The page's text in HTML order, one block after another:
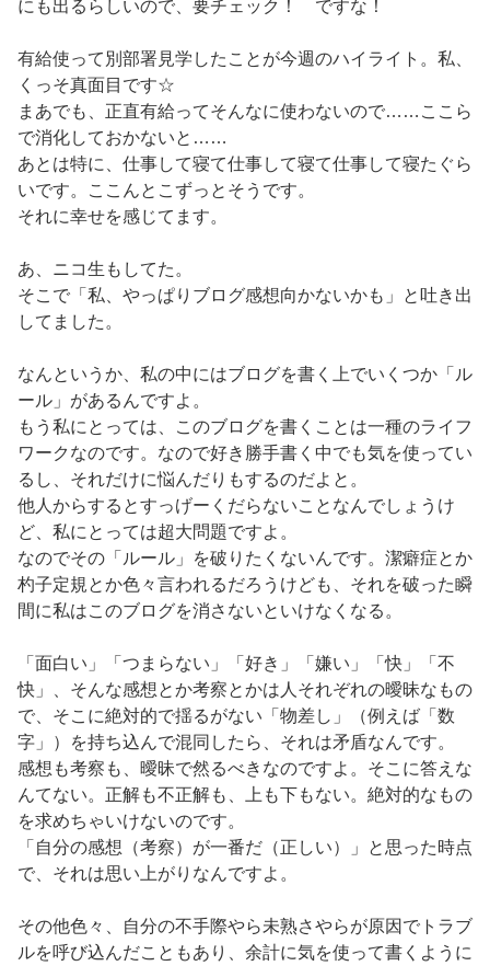
にも出るらしいので、要チェック！ ですな！
有給使って別部署見学したことが今週のハイライト。私、
くっそ真面目です☆
まあでも、正直有給ってそんなに使わないので……ここら
で消化しておかないと……
あとは特に、仕事して寝て仕事して寝て仕事して寝たぐら
いです。ここんとこずっとそうです。
それに幸せを感じてます。
あ、ニコ生もしてた。
そこで「私、やっぱりブログ感想向かないかも」と吐き出
してました。
なんというか、私の中にはブログを書く上でいくつか「ル
ール」があるんですよ。
もう私にとっては、このブログを書くことは一種のライフ
ワークなのです。なので好き勝手書く中でも気を使ってい
るし、それだけに悩んだりもするのだよと。
他人からするとすっげーくだらないことなんでしょうけ
ど、私にとっては超大問題ですよ。
なのでその「ルール」を破りたくないんです。潔癖症とか
杓子定規とか色々言われるだろうけども、それを破った瞬
間に私はこのブログを消さないといけなくなる。
「面白い」「つまらない」「好き」「嫌い」「快」「不
快」、そんな感想とか考察とかは人それぞれの曖昧なもの
で、そこに絶対的で揺るがない「物差し」（例えば「数
字」）を持ち込んで混同したら、それは矛盾なんです。
感想も考察も、曖昧で然るべきなのですよ。そこに答えな
んてない。正解も不正解も、上も下もない。絶対的なもの
を求めちゃいけないのです。
「自分の感想（考察）が一番だ（正しい）」と思った時点
で、それは思い上がりなんですよ。
その他色々、自分の不手際やら未熟さやらが原因でトラブ
ルを呼び込んだこともあり、余計に気を使って書くように